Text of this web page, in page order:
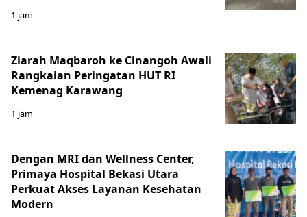
1 jam
Ziarah Maqbaroh ke Cinangoh Awali
Rangkaian Peringatan HUT RI
Kemenag Karawang
1 jam
Dengan MRI dan Wellness Center,
Primaya Hospital Bekasi Utara
Perkuat Akses Layanan Kesehatan
Modern